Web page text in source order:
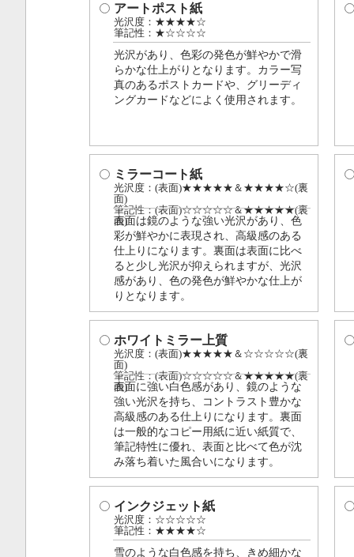
光沢度：★★★★☆
筆記性：★☆☆☆☆
アートポスト紙
光沢があり、色彩の発色が鮮やかで滑
らかな仕上がりとなります。カラー写
真のあるポストカードや、グリーディ
ングカードなどによく使用されます。
光沢度：(表面)★★★★★＆★★★★☆(裏
面)
筆記性：(表面)☆☆☆☆☆＆★★★★★(裏
面)
ミラーコート紙
表面は鏡のような強い光沢があり、色
彩が鮮やかに表現され、高級感のある
仕上りになります。裏面は表面に比べ
ると少し光沢が抑えられますが、光沢
感があり、色の発色が鮮やかな仕上が
りとなります。
光沢度：(表面)★★★★★＆☆☆☆☆☆(裏
面)
筆記性：(表面)☆☆☆☆☆＆★★★★★(裏
面)
ホワイトミラー上質
表面に強い白色感があり、鏡のような
強い光沢を持ち、コントラスト豊かな
高級感のある仕上りになります。裏面
は一般的なコピー用紙に近い紙質で、
筆記特性に優れ、表面と比べて色が沈
み落ち着いた風合いになります。
光沢度：☆☆☆☆☆
筆記性：★★★★☆
インクジェット紙
雪のような白色感を持ち、きめ細かな